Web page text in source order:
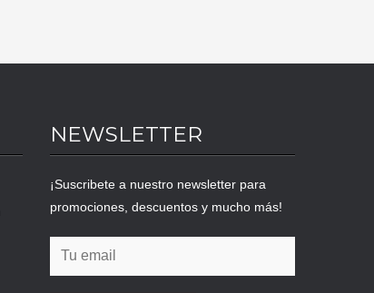
NEWSLETTER
¡Suscribete a nuestro newsletter para
promociones, descuentos y mucho más!